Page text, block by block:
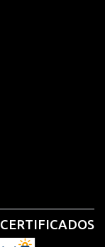
CERTIFICADOS